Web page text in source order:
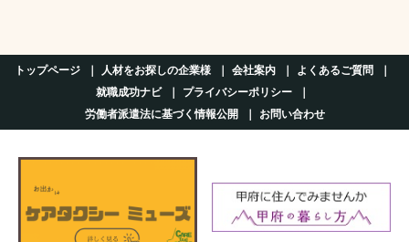
トップページ 人材をお探しの企業様 会社案内
よくあるご質問
就職成功ナビ
プライバシーポリシー
労働者派遣法に基づく情報公開
お問い合わせ